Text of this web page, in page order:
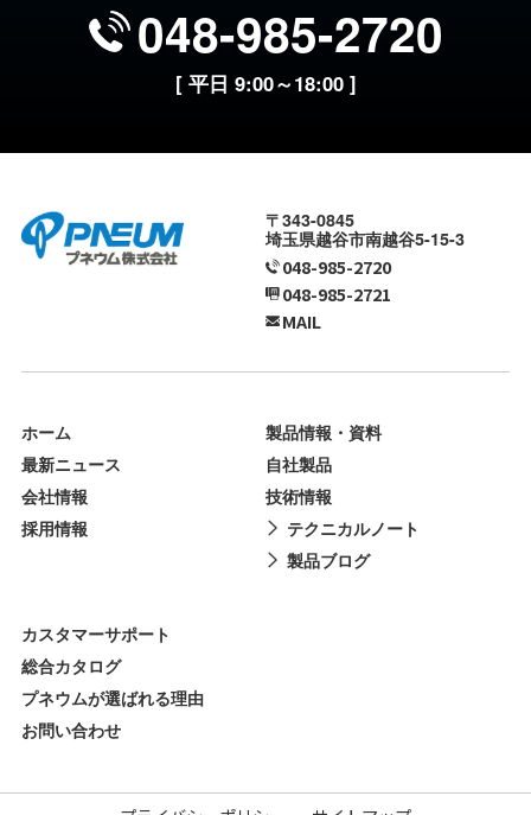
048-985-2720
[ 平日 9:00～18:00 ]
〒343-0845
埼玉県越谷市南越谷5-15-3
048-985-2720
048-985-2721
MAIL
ホーム
最新ニュース
会社情報
採用情報
製品情報・資料
自社製品
技術情報
テクニカルノート
製品ブログ
カスタマーサポート
総合カタログ
プネウムが選ばれる理由
お問い合わせ